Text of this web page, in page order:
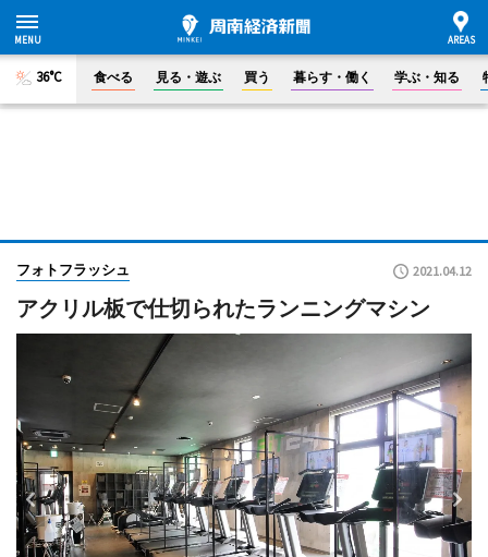
36°C 食べる 見る・遊ぶ 買う 暮らす・働く 学ぶ・知る
フォトフラッシュ 2021.04.12
アクリル板で仕切られたランニングマシン